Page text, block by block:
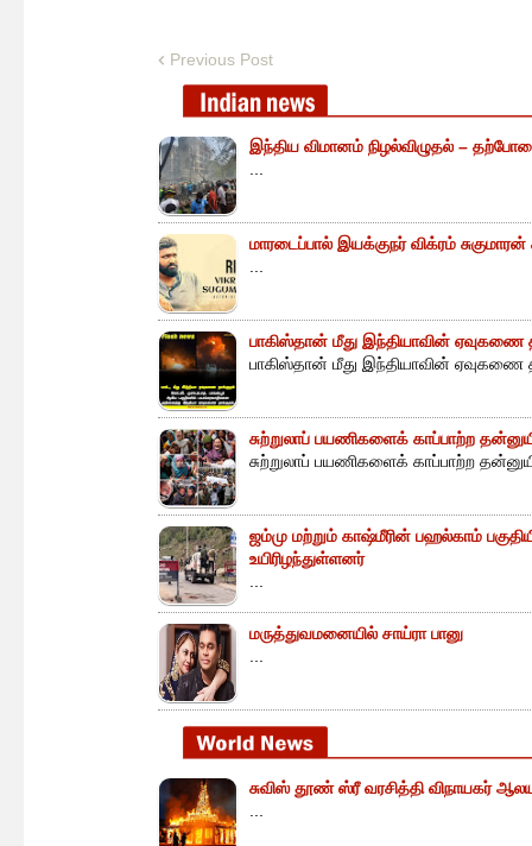
Previous Post
இந்திய விமானம் நிழல்விழுதல் –
மாரடைப்பால் இயக்குநர் விக்ரம்
பாகிஸ்தான் மீது இந்தியாவின்
பாகிஸ்தான் மீது இந்தியாவின் ஏவுகணை
சுற்றுலாப் பயணிகளைக் காப்பாற்ற
சுற்றுலாப் பயணிகளைக் காப்பாற்ற
ஜம்மு மற்றும் காஷ்மீரின் பஹல்காம்
உயிரிழந்துள்ளனர்
மருத்துவமனையில் சாய்ரா பானு
சுவிஸ் தூண் ஸ்ரீ வரசித்தி விநாயகர்